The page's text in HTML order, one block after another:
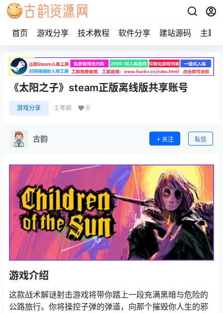
首页 游戏分享 技术教程 软件分享 建站源码 主题
《太阳之子》steam正版离线版共享账号
游戏分享 2 年前 0
古韵 关注 私信
游戏介绍
这款战术解谜射击游戏将带你踏上一段充满黑暗与危险的
公路旅行。你将操控子弹的弹道，向那个摧毁你人生的邪